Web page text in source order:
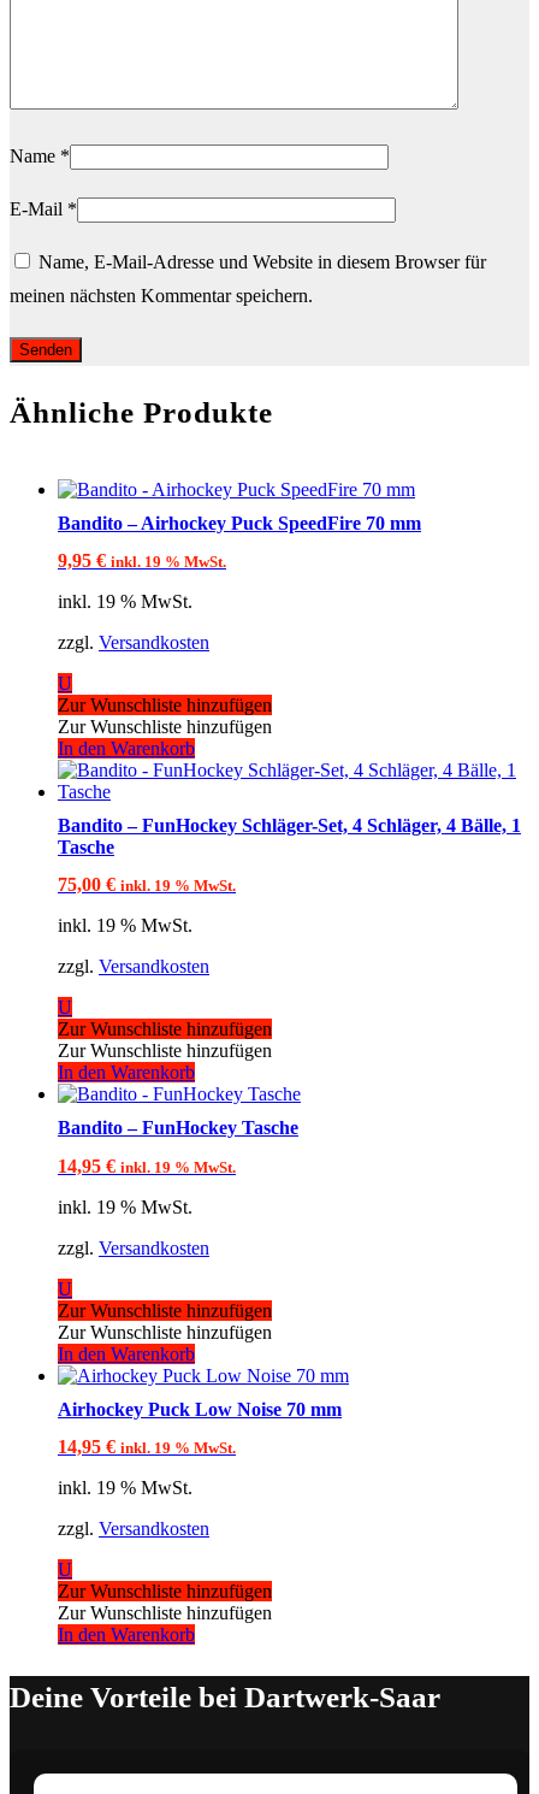
Name *
E-Mail *
Name, E-Mail-Adresse und Website in diesem Browser für
meinen nächsten Kommentar speichern.
Ähnliche Produkte
Bandito – Airhockey Puck SpeedFire 70 mm
9,95 € inkl. 19 % MwSt.
inkl. 19 % MwSt.
zzgl. Versandkosten
U
Zur Wunschliste hinzufügen
Zur Wunschliste hinzufügen
In den Warenkorb
Bandito – FunHockey Schläger-Set, 4 Schläger, 4 Bälle, 1
Tasche
75,00 € inkl. 19 % MwSt.
inkl. 19 % MwSt.
zzgl. Versandkosten
U
Zur Wunschliste hinzufügen
Zur Wunschliste hinzufügen
In den Warenkorb
Bandito – FunHockey Tasche
14,95 € inkl. 19 % MwSt.
inkl. 19 % MwSt.
zzgl. Versandkosten
U
Zur Wunschliste hinzufügen
Zur Wunschliste hinzufügen
In den Warenkorb
Airhockey Puck Low Noise 70 mm
14,95 € inkl. 19 % MwSt.
inkl. 19 % MwSt.
zzgl. Versandkosten
U
Zur Wunschliste hinzufügen
Zur Wunschliste hinzufügen
In den Warenkorb
Deine Vorteile bei Dartwerk-Saar